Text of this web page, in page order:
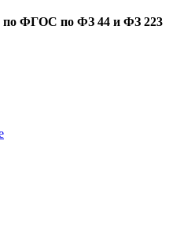
по ФГОC по ФЗ 44 и ФЗ 223